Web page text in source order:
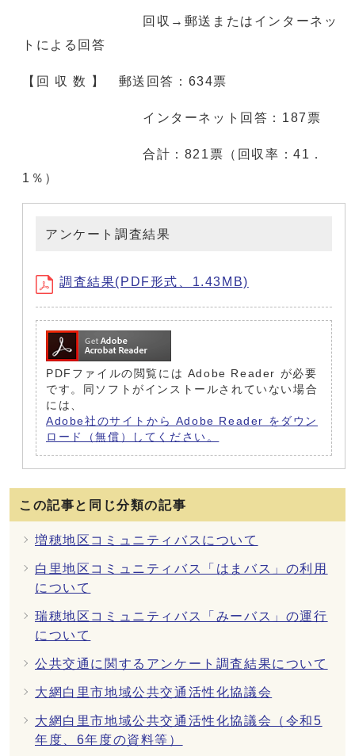
回収→郵送またはインターネッ
トによる回答
【回 収 数 】 郵送回答：634票
インターネット回答：187票
合計：821票（回収率：41．
1％）
アンケート調査結果
調査結果(PDF形式、1.43MB)
PDFファイルの閲覧には Adobe Reader が必要
です。同ソフトがインストールされていない場合
には、
Adobe社のサイトから Adobe Reader をダウン
ロード（無償）してください。
この記事と同じ分類の記事
増穂地区コミュニティバスについて
白里地区コミュニティバス「はまバス」の利用
について
瑞穂地区コミュニティバス「みーバス」の運行
について
公共交通に関するアンケート調査結果について
大網白里市地域公共交通活性化協議会
大網白里市地域公共交通活性化協議会（令和5
年度、6年度の資料等）